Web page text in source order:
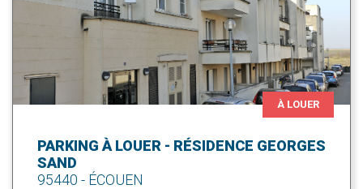
À LOUER
PARKING À LOUER - RÉSIDENCE GEORGES
SAND
95440 - ÉCOUEN